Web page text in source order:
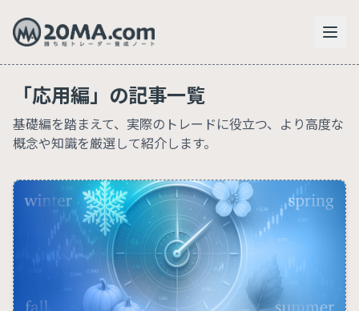
「応用編」の記事一覧
基礎編を踏まえて、実際のトレードに役立つ、より高度な
概念や知識を厳選して紹介します。